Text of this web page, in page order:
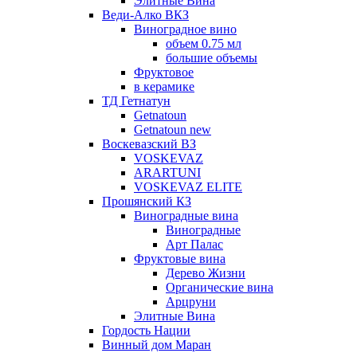
Веди-Алко ВКЗ
Виноградное вино
объем 0.75 мл
большие объемы
Фруктовое
в керамике
ТД Гетнатун
Getnatoun
Getnatoun new
Воскевазский ВЗ
VOSKEVAZ
ARARTUNI
VOSKEVAZ ELITE
Прошянский КЗ
Виноградные вина
Виноградные
Арт Палас
Фруктовые вина
Дерево Жизни
Органические вина
Арцруни
Элитные Вина
Гордость Нации
Винный дом Маран